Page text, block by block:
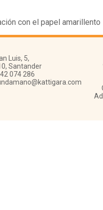
con el papel amarillento
Luis, 5,
Santander
074 286